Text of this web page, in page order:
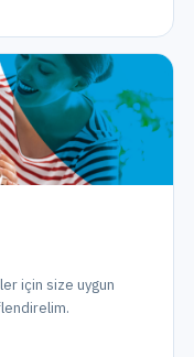
için size uygun